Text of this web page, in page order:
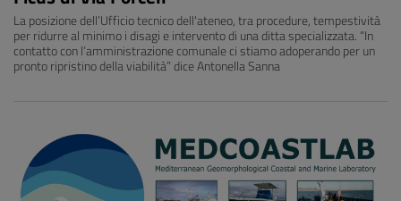
La posizione dell’Ufficio tecnico dell'ateneo, tra procedure, tempestività
per ridurre al minimo i disagi e intervento di una ditta specializzata. “In
contatto con l’amministrazione comunale ci stiamo adoperando per un
pronto ripristino della viabilità” dice Antonella Sanna